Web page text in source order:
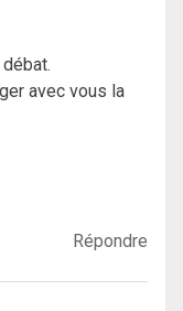
avec vous la
Répondre